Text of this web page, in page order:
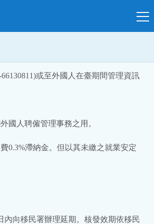
或至外國人在臺期間管理資訊
國人聘僱管理事務之用。
0.3%滯納金。但以其未繳之就業安定
內向移民署辦理延期。核發效期依移民